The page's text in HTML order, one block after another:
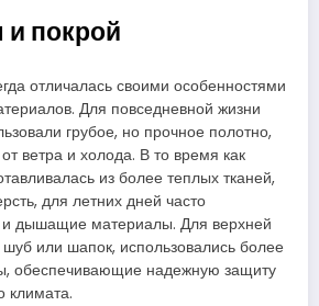
покрой
отличалась своими особенностями
Для повседневной жизни
грубое, но прочное полотно,
ветра и холода. В то время как
из более теплых тканей,
для летних дней часто
и дышащие материалы. Для верхней
или шапок, использовались более
обеспечивающие надежную защиту
климата.